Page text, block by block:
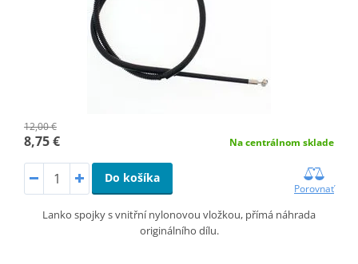
12,00 €
8,75 € Na centrálnom sklade
Do košíka
Porovnať
Lanko spojky s vnitřní nylonovou vložkou, přímá náhrada
originálního dílu.